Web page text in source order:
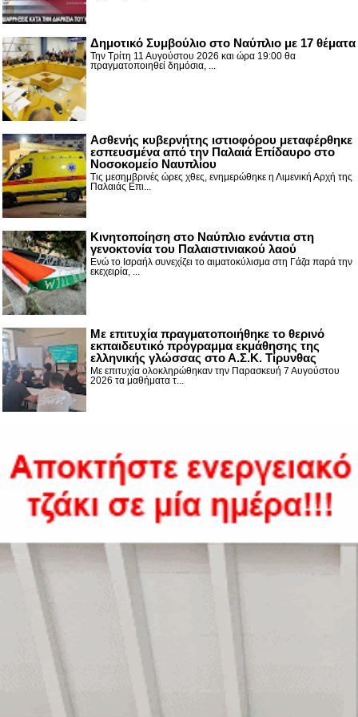
Δημοτικό Συμβούλιο στο Ναύπλιο με 17 θέματα
Την Τρίτη 11 Αυγούστου 2026 και ώρα 19:00 θα
πραγματοποιηθεί δημόσια, ...
Ασθενής κυβερνήτης ιστιοφόρου μεταφέρθηκε
εσπευσμένα από την Παλαιά Επίδαυρο στο
Νοσοκομείο Ναυπλίου
Τις μεσημβρινές ώρες χθες, ενημερώθηκε η Λιμενική Αρχή της
Παλαιάς Επι...
Κινητοποίηση στο Ναύπλιο ενάντια στη
γενοκτονία του Παλαιστινιακού λαού
Ενώ το Ισραήλ συνεχίζει το αιματοκύλισμα στη Γάζα παρά την
εκεχειρία, ...
Με επιτυχία πραγματοποιήθηκε το θερινό
εκπαιδευτικό πρόγραμμα εκμάθησης της
ελληνικής γλώσσας στο Α.Σ.Κ. Τίρυνθας
Με επιτυχία ολοκληρώθηκαν την Παρασκευή 7 Αυγούστου
2026 τα μαθήματα τ...